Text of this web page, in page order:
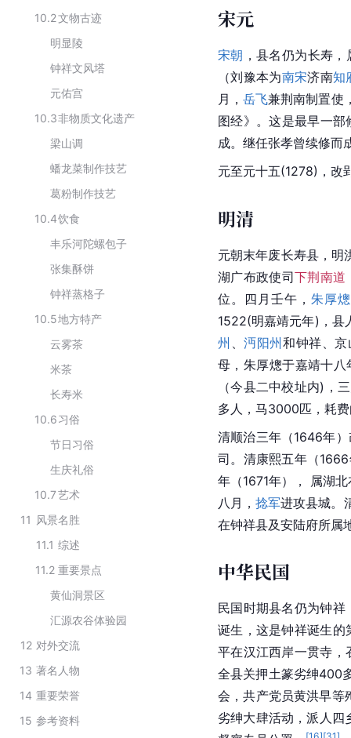
10.2文物古迹
明显陵
钟祥文风塔
元佑宫
10.3非物质文化遗产
梁山调
蟠龙菜制作技艺
葛粉制作技艺
10.4饮食
丰乐河陀螺包子
张集酥饼
钟祥蒸格子
10.5地方特产
云雾茶
米茶
长寿米
10.6习俗
节日习俗
生庆礼俗
10.7艺术
11 风景名胜
11.1 综述
11.2 重要景点
黄仙洞景区
汇源农谷体验园
12 对外交流
13 著名人物
14 重要荣誉
15 参考资料
宋元
宋朝 ，县名仍为长寿
（刘豫本为南宋济南知
月，岳飞兼荆南制置使
图经》。这是最早一
成。继任张孝曾续修而
元至元十五(1278)，改
明清
元朝末年废长寿县，明
湖广布政使司下荆南道
位。四月 壬午 ， 朱厚熜
1522(明嘉靖元年)，县
州
、沔阳州和钟祥、京
母，朱厚熜于嘉靖十
（今县二中校址内)，
多人，马3000匹，耗
清顺治三年（1646年
司。清康熙五年（
年（1671年）， 属湖
八月，捻军进攻县城。
在钟祥县及安陆府所属
中华民国
民国时期县名仍为钟祥
诞生，这是钟祥诞生的
平在汉江西岸一贯寺，
全县关押土篆劣绅400
会，共产党员黄洪早等
劣绅大肆活动，派人四